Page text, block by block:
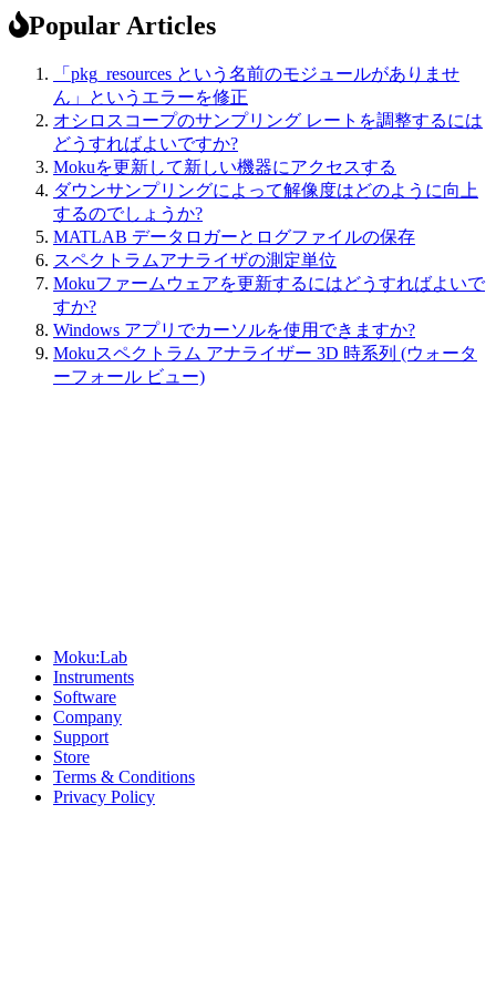
Popular Articles
「pkg_resources という名前のモジュールがありませ
ん」というエラーを修正
オシロスコープのサンプリング レートを調整するには
どうすればよいですか?
Mokuを更新して新しい機器にアクセスする
ダウンサンプリングによって解像度はどのように向上
するのでしょうか?
MATLAB データロガーとログファイルの保存
スペクトラムアナライザの測定単位
Mokuファームウェアを更新するにはどうすればよいで
すか?
Windows アプリでカーソルを使用できますか?
Mokuスペクトラム アナライザー 3D 時系列 (ウォータ
ーフォール ビュー)
Moku:Lab
Instruments
Software
Company
Support
Store
Terms & Conditions
Privacy Policy